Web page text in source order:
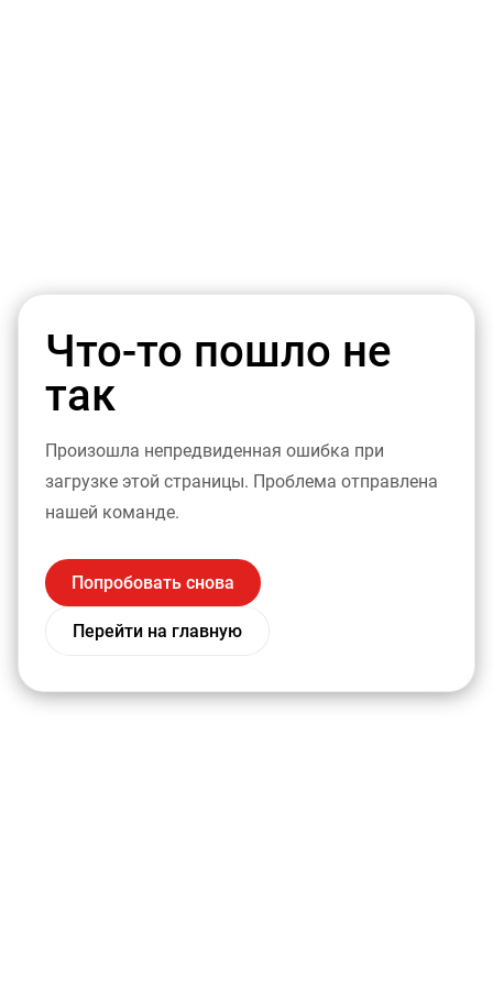
Что-то пошло не
так
Произошла непредвиденная ошибка при
загрузке этой страницы. Проблема отправлена
нашей команде.
Попробовать снова
Перейти на главную